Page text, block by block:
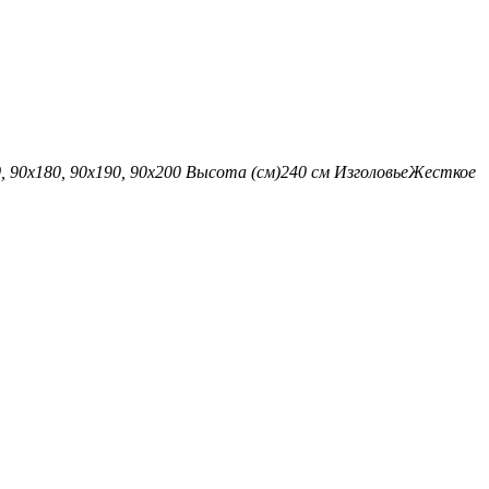
90х180, 90х190, 90х200 Высота (см)240 см ИзголовьеЖесткое